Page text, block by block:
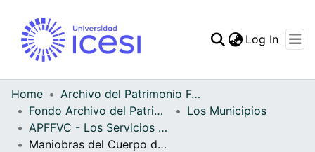
Statistics
Log In
Home
Archivo del Patrimonio Fotográfico y Fílmico del Valle del Cauca
Fondo Archivo del Patrimonio Fotográfico y Fílmico del Valle del Cauca
Los Municipios
APFFVC - Los Servicios Públicos - Patrimonial
Maniobras del Cuerpo de Bomberos en la Plaza Cayzedo, Palacio Nacional de Justicia